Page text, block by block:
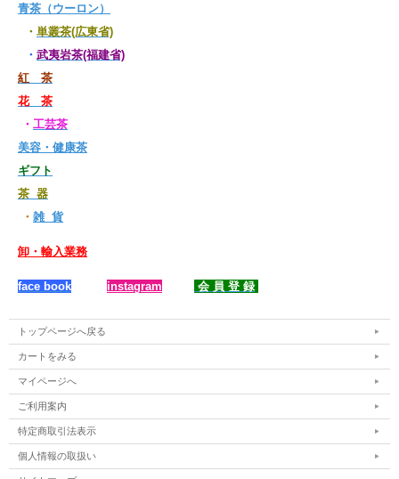
中国を代表する高級緑茶には、実は、プロの茶商人のみ知り得る、絶妙のランク分
けがございます。特に判別しにくいのが、今回ご紹介するブランド力の強い三大緑
地域、時期、製法など、微妙な違いにより、じつは細かく振り分けられ、それによ
って価格も大きく変わります。たとえ見た目が同じであってもです。そのため、こ
一年で最も活気に満ちあふれるこの春期になりますと、プロ達は、その絶妙な玉石
混淆を選り分け、需要と供給のせめぎあいを繰り広げるのです。
青茶（ウーロン）
・ 単叢茶(広東省)
・ 武夷岩茶(福建省)
紅 茶
花 茶
・ 工芸茶
美容・健康茶
ギフト
茶 器
・ 雑 貨
卸・輸入業務
face book instagram 会 員 登 録
トップページへ戻る
カートをみる
マイページへ
ご利用案内
特定商取引法表示
個人情報の取扱い